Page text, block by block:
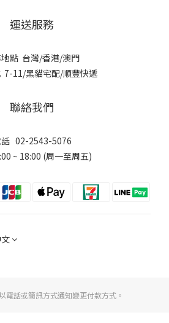
運送服務
點 台灣/香港/澳門
7-11/黑貓宅配/順豐快遞
聯絡我們
話 02-2543-5076
~ 18:00 (周一至周五)
電話或簡訊方式通知變更付款方式。